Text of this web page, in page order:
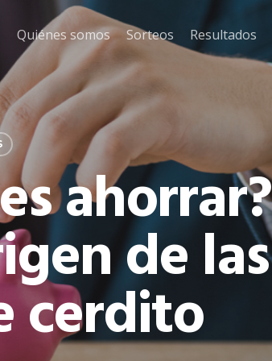
Quiénes somos Sorteos Resultados
ahorrar?
de las
cerdito